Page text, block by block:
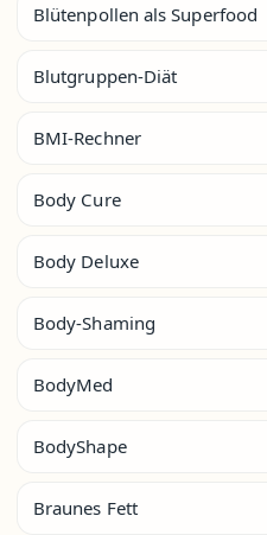
Blütenpollen als Superfood
Blutgruppen-Diät
BMI-Rechner
Body Cure
Body Deluxe
Body-Shaming
BodyMed
BodyShape
Braunes Fett